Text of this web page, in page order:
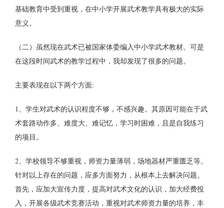
基础教育中受到重视，在中小学开展武术教学具有极大的实际
意义。
（二）虽然现在武术已被国家体委编入中小学武术教材。可是
在这段时间武术的教学过程中，我却发现了很多的问题。
主要表现在以下两个方面:
1、学生对武术的认识程度不够，不感兴趣。其原因可能在于武
术套路动作多、难度大、难记忆，学习时困难，且是自我练习
的项目。
2、学校领导不够重视，师资力量薄弱，场地器材严重匮乏等。
针对以上存在的问题，应多方面努力，从根本上去解决问题。
首先，应加大宣传力度，提高对武术文化的认识，加大经费投
入，开展各级武术竞赛活动，重视对武术师资力量的培养，丰